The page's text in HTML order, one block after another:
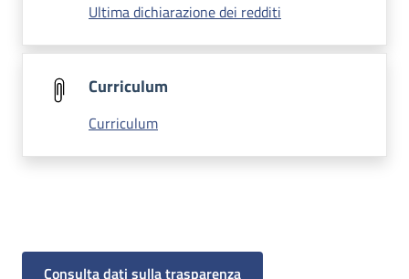
Ultima dichiarazione dei redditi
Curriculum
Curriculum
Consulta dati sulla trasparenza